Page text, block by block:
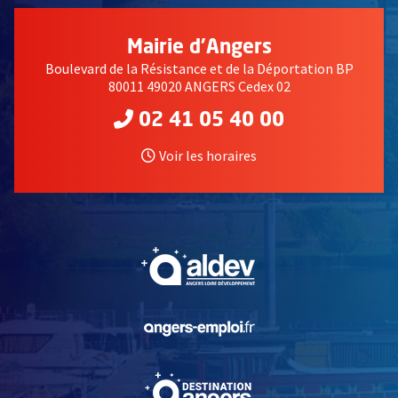
Mairie d'Angers
Boulevard de la Résistance et de la Déportation BP
80011 49020 ANGERS Cedex 02
02 41 05 40 00
Voir les horaires
, Ouvre une nouvelle